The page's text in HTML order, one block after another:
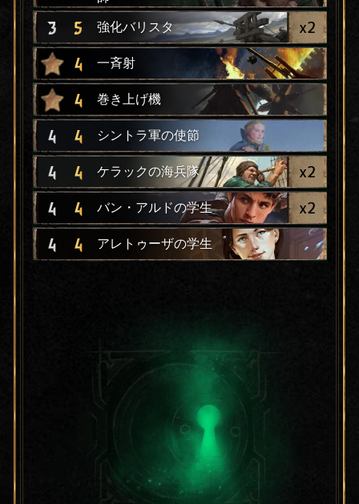
3 5 強化バリスタ x2
4 一斉射
4 巻き上げ機
4 4 シントラ軍の使節
4 4 ケラックの海兵隊 x2
4 4 バン・アルドの学生 x2
4 4 アレトゥーザの学生